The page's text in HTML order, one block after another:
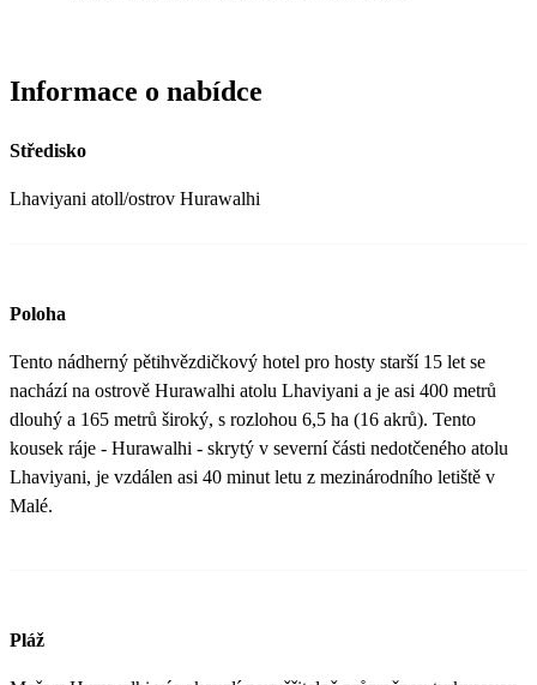
Informace o nabídce
Středisko
Lhaviyani atoll/ostrov Hurawalhi
Poloha
Tento nádherný pětihvězdičkový hotel pro hosty starší 15 let se
nachází na ostrově Hurawalhi atolu Lhaviyani a je asi 400 metrů
dlouhý a 165 metrů široký, s rozlohou 6,5 ha (16 akrů). Tento
kousek ráje - Hurawalhi - skrytý v severní části nedotčeného atolu
Lhaviyani, je vzdálen asi 40 minut letu z mezinárodního letiště v
Malé.
Pláž